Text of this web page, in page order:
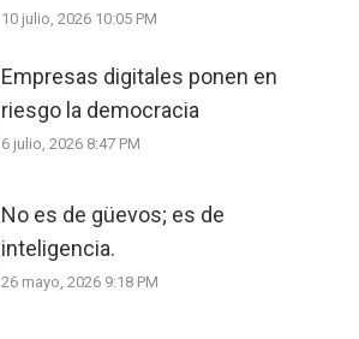
10 julio, 2026 10:05 PM
Empresas digitales ponen en
riesgo la democracia
6 julio, 2026 8:47 PM
No es de güevos; es de
inteligencia.
26 mayo, 2026 9:18 PM